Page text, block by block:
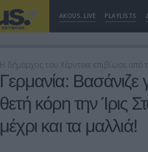
AKOUS. LIVE PLAYLISTS
Η δήμαρχος του Χέρντεκε επιβίωσε από
Γερμανία:
θετή κόρη την Ίρις
μέχρι και τα μαλλιά!